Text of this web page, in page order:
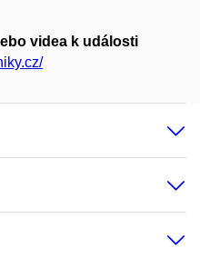
videa k události